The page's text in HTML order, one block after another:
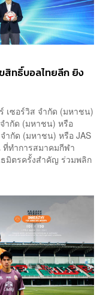
สิทธิ์บอลไทยลีก ยิง
เซอร์วิส จำกัด (มหาชน)
ำกัด (มหาชน) หรือ
ำกัด (มหาชน) หรือ JAS
ทำการสมาคมกีฬา
ธมิตรครั้งสำคัญ ร่วมพลิก